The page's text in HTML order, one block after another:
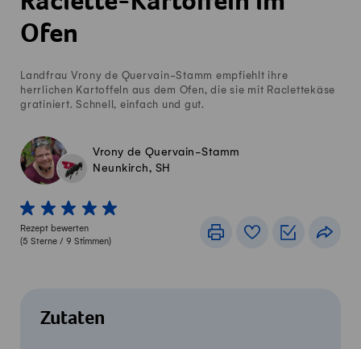
Ofen
Landfrau Vrony de Quervain-Stamm empfiehlt ihre
herrlichen Kartoffeln aus dem Ofen, die sie mit Raclettekäse
gratiniert. Schnell, einfach und gut.
Vrony de Quervain-Stamm
Neunkirch, SH
1 von 5 Sterne
2 von 5 Sterne
3 von 5 Sterne
4 von 5 Sterne
5 von 5 Sterne
Rezept bewerten
(5 Sterne / 9 Stimmen)
DruckenRezeptbuch
Zutaten